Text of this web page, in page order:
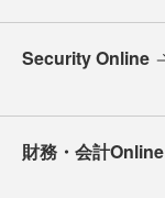
Security Online
財務・会計Online